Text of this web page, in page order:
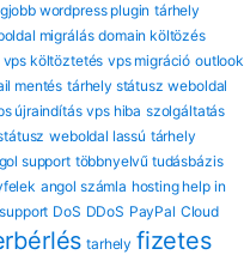
wordpress plugin tárhely
migrálás domain költözés
vps költöztetés vps migráció outlook
mentés tárhely státusz weboldal
újraindítás vps hiba szolgáltatás
weboldal lassú tárhely
support többnyelvű tudásbázis
angol számla hosting help in
DoS DDoS PayPal Cloud
tarhely fizetes